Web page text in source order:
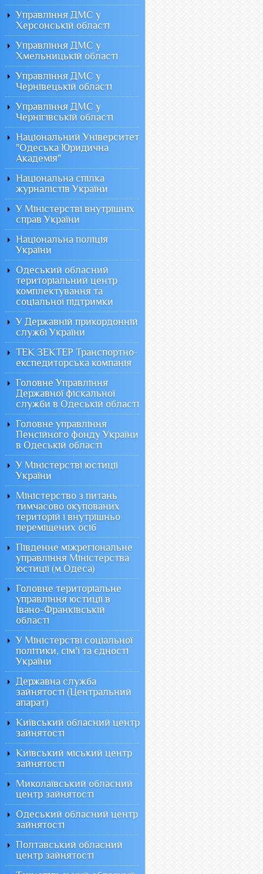
Управління ДМС у
Херсонській області
Управління ДМС у
Хмельницькій області
Управління ДМС у
Чернівецькій області
Управління ДМС у
Чернігівській області
Національний Університет
"Одеська Юридична
Академія"
Національна спілка
журналістів України
У Міністерстві внутрішніх
справ України
Національна поліція
України
Одеський обласний
територіальний центр
комплектування та
соціальної підтримки
У Державній прикордонній
службі України
ТЕК ЗЕКТЕР Транспортно-
експедиторська компанія
Головне Управління
Державної фіскальної
служби в Одеській області
Головне управління
Пенсійного фонду України
в Одеській області
У Міністерстві юстиції
України
Міністерство з питань
тимчасово окупованих
територій і внутрішньо
переміщених осіб
Південне міжрегіональне
управління Міністерства
юстиції (м.Одеса)
Головне територіальне
управління юстиції в
Івано-Франківській
області
У Міністерстві соціальної
політики, сім'ї та єдності
України
Державна служба
зайнятості (Центральний
апарат)
Київський обласний центр
зайнятості
Київський міський центр
зайнятості
Миколаївський обласний
центр зайнятості
Одеський обласний центр
зайнятості
Полтавський обласний
центр зайнятості